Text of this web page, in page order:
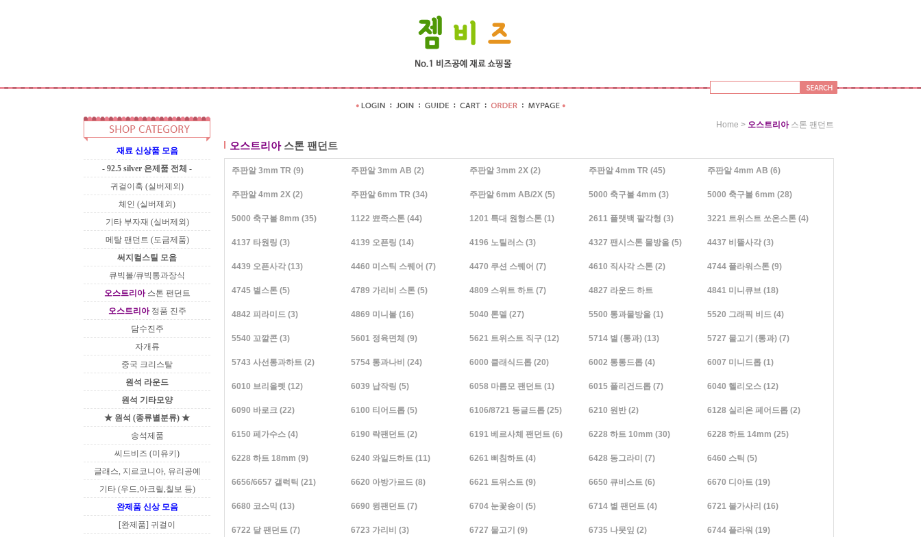
재료 신상품 모음
- 92.5 silver 은제품 전체 -
귀걸이훅 (실버제외)
체인 (실버제외)
기타 부자재 (실버제외)
메탈 팬던트 (도금제품)
써지컬스틸 모음
큐빅볼/큐빅통과장식
오스트리아스톤 팬던트
오스트리아정품 진주
담수진주
자개류
중국 크리스탈
원석 라운드
원석 기타모양
★ 원석 (종류별분류) ★
송석제품
씨드비즈 (미유키)
글래스, 지르코니아, 유리공예
기타 (우드,아크릴,칠보 등)
완제품 신상 모음
[완제품] 귀걸이
Home > 오스트리아스톤 팬던트
오스트리아스톤 팬던트
주판알 3mm TR (9) 주판알 3mm AB (2) 주판알 3mm 2X (2) 주판알 4mm TR (45) 주판알 4mm AB (6)
주판알 4mm 2X (2) 주판알 6mm TR (34) 주판알 6mm AB/2X (5) 5000 축구볼 4mm (3) 5000 축구볼 6mm (28)
5000 축구볼 8mm (35) 1122 뾰족스톤(44) 1201 특대 원형스톤 (1) 2611 플랫백 팔각형 (3) 3221 트위스트 쏘온스톤 (4)
4137 타원링 (3) 4139 오픈링 (14) 4196 노틸러스 (3) 4327 팬시스톤 물방울(5) 4437 비뚤사각 (3)
4439 오픈사각 (13) 4460 미스틱 스퀘어 (7) 4470 쿠션 스퀘어 (7) 4610 직사각 스톤(2) 4744 플라워스톤 (9)
4745 별스톤 (5) 4789 가리비 스톤(5) 4809 스위트 하트 (7) 4827 라운드 하트 4841 미니큐브 (18)
4842 피라미드 (3) 4869 미니볼(16) 5040 론델 (27) 5500 통과물방울(1) 5520 그래픽 비드 (4)
5540 꼬깔콘 (3) 5601 정육면체 (9) 5621 트위스트 직구 (12) 5714 별 (통과)(13) 5727 물고기 (통과) (7)
5743 사선통과하트 (2) 5754 통과나비 (24) 6000 클래식드롭 (20) 6002 통통드롭(4) 6007 미니드롭 (1)
6010 브리올렛 (12) 6039 납작링 (5) 6058 마름모 팬던트 (1) 6015 폴리건드롭(7) 6040 헬리오스 (12)
6090 바로크 (22) 6100 티어드롭(5) 6106/8721 동글드롭 (25) 6210 원반(2) 6128 실리온 페어드롭 (2)
6150 페가수스 (4) 6190 락팬던트(2) 6191 베르사체 팬던트 (6) 6228 하트 10mm (30) 6228 하트 14mm (25)
6228 하트 18mm (9) 6240 와일드하트(11) 6261 삐침하트 (4) 6428 동그라미 (7) 6460 스틱 (5)
6656/6657 갤럭틱 (21) 6620 아방가르드(8) 6621 트위스트 (9) 6650 큐비스트(6) 6670 디아트 (19)
6680 코스믹 (13) 6690 윙팬던트(7) 6704 눈꽃송이 (5) 6714 별 팬던트(4) 6721 불가사리 (16)
6722 달 팬던트 (7) 6723 가리비 (3) 6727 물고기 (9) 6735 나뭇잎 (2) 6744 플라워 (19)